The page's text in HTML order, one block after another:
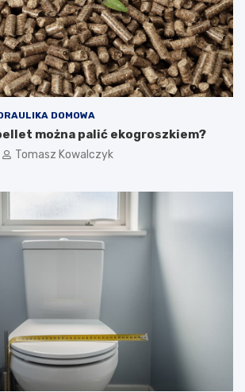
DOMOWA
można palić ekogroszkiem?
Tomasz Kowalczyk